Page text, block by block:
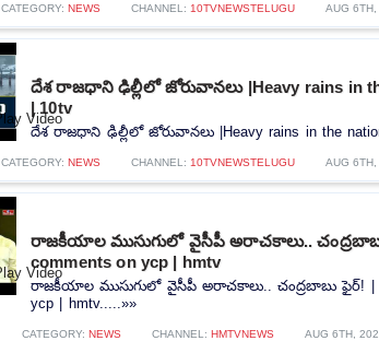
CATEGORY: NEWS CHANNEL: 10TVNEWSTELUGU AUG
దేశ రాజధాని ఢిల్లీలో జోరువానలు |Heavy rains in
| 10tv
దేశ రాజధాని ఢిల్లీలో జోరువానలు |Heavy rains in the
CATEGORY: NEWS CHANNEL: 10TVNEWSTELUGU AUG
రాజకీయాల ముసుగులో వైసీపీ అరాచకాలు.. చంద్రబాబు
comments on ycp | hmtv
రాజకీయాల ముసుగులో వైసీపీ అరాచకాలు.. చంద్రబాబు ఫైర్! |
ycp | hmtv.....»»
CATEGORY: NEWS CHANNEL: HMTVNEWS AUG 6TH,